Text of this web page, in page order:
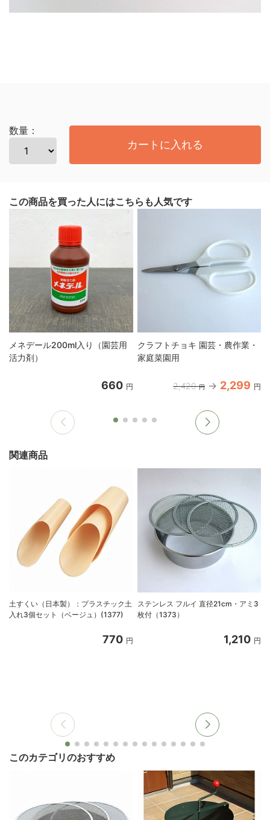
数量：
カートに入れる
この商品を買った人にはこちらも人気です
メネデール200ml入り（園芸用
活力剤）
660 円
クラフトチョキ 園芸・農作業・
家庭菜園用
2,420 円 2,299 円
関連商品
土すくい（日本製）：プラスチック土
入れ3個セット（ベージュ）(1377)
770 円
ステンレス フルイ 直径21cm・アミ3
枚付（1373）
1,210 円
このカテゴリのおすすめ